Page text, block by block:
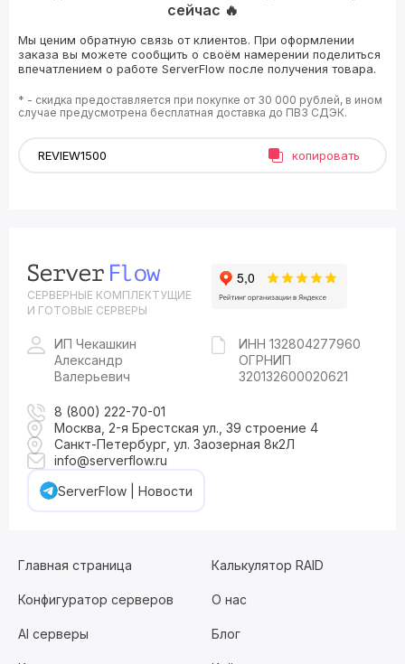
сейчас 🔥
Мы ценим обратную связь от клиентов. При оформлении
заказа вы можете сообщить о своём намерении поделиться
впечатлением о работе ServerFlow после получения товара.
* - скидка предоставляется при покупке от 30 000 рублей, в ином
случае предусмотрена бесплатная доставка до ПВЗ СДЭК.
копировать
СЕРВЕРНЫЕ КОМПЛЕКТУЩИЕ
И ГОТОВЫЕ СЕРВЕРЫ
ИП Чекашкин
Александр
Валерьевич
ИНН 132804277960
ОГРНИП
320132600020621
8 (800) 222-70-01
Москва, 2-я Брестская ул., 39 строение 4
Санкт-Петербург, ул. Заозерная 8к2Л
info@serverflow.ru
ServerFlow | Новости
Главная страница Калькулятор RAID
Конфигуратор серверов О нас
AI серверы Блог